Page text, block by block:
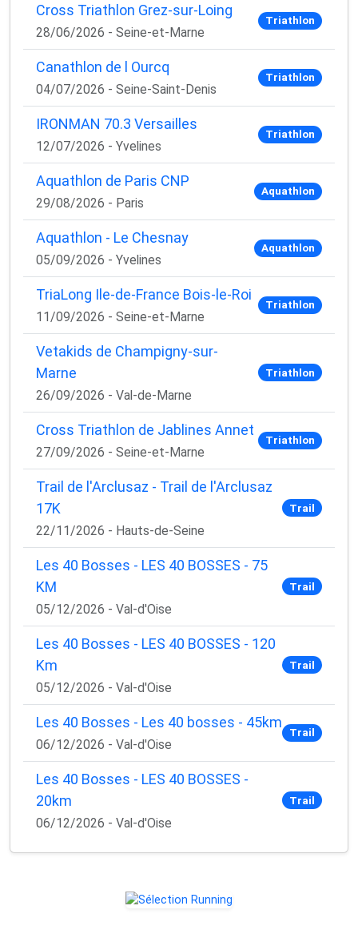
Cross Triathlon Grez-sur-Loing
28/06/2026 - Seine-et-Marne
Triathlon
Canathlon de l Ourcq
04/07/2026 - Seine-Saint-Denis
Triathlon
IRONMAN 70.3 Versailles
12/07/2026 - Yvelines
Triathlon
Aquathlon de Paris CNP
29/08/2026 - Paris
Aquathlon
Aquathlon - Le Chesnay
05/09/2026 - Yvelines
Aquathlon
TriaLong Ile-de-France Bois-le-Roi
11/09/2026 - Seine-et-Marne
Triathlon
Vetakids de Champigny-sur-
Marne
26/09/2026 - Val-de-Marne
Triathlon
Cross Triathlon de Jablines Annet
27/09/2026 - Seine-et-Marne
Triathlon
Trail de l'Arclusaz - Trail de l'Arclusaz
17K
22/11/2026 - Hauts-de-Seine
Trail
Les 40 Bosses - LES 40 BOSSES - 75
KM
05/12/2026 - Val-d'Oise
Trail
Les 40 Bosses - LES 40 BOSSES - 120
Km
05/12/2026 - Val-d'Oise
Trail
Les 40 Bosses - Les 40 bosses - 45km
06/12/2026 - Val-d'Oise
Trail
Les 40 Bosses - LES 40 BOSSES -
20km
06/12/2026 - Val-d'Oise
Trail